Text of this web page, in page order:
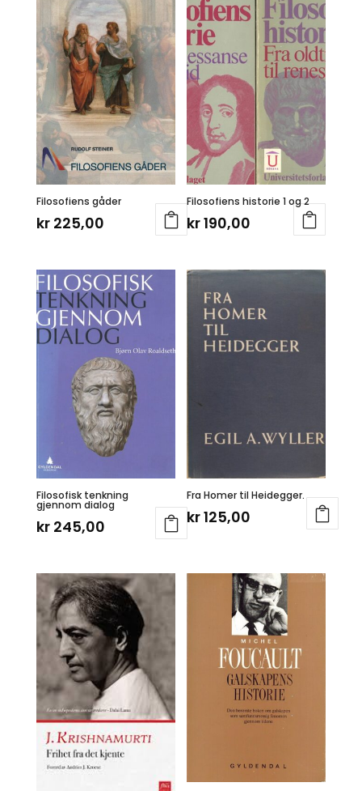
Filosofiens gåder
kr225,00
Filosofiens historie 1 og 2
kr190,00
Filosofisk tenkning
gjennom dialog
kr245,00
Fra Homer til Heidegger.
kr125,00